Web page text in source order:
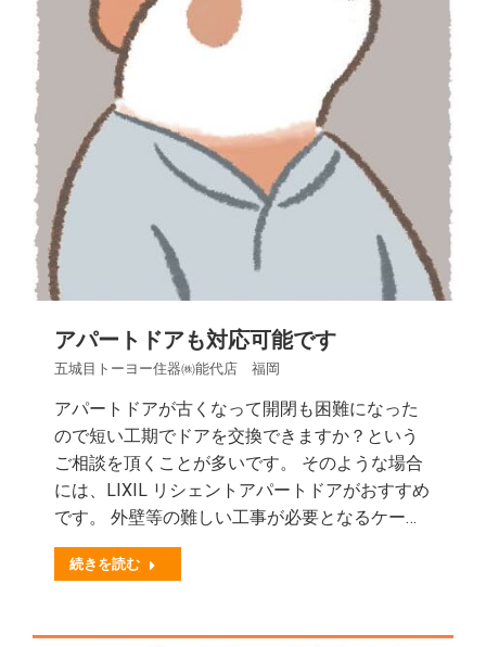
アパートドアも対応可能です
五城目トーヨー住器㈱能代店 福岡
アパートドアが古くなって開閉も困難になった
ので短い工期でドアを交換できますか？という
ご相談を頂くことが多いです。 そのような場合
には、LIXIL リシェントアパートドアがおすすめ
です。 外壁等の難しい工事が必要となるケー…
続きを読む